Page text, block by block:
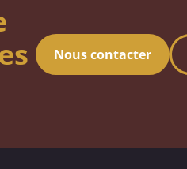
Nous contacter